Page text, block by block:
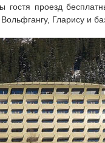
гостя проезд
Гларису и